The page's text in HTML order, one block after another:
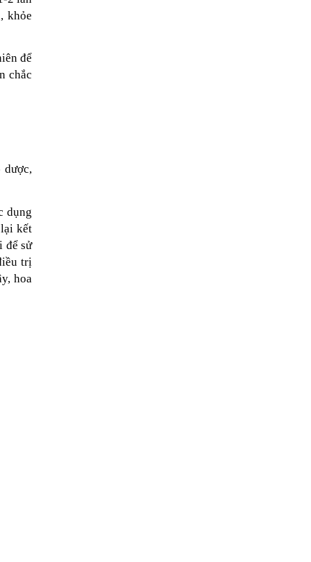
khỏe
để
chắc
dược,
dụng
kết
để sử
trị
hoa